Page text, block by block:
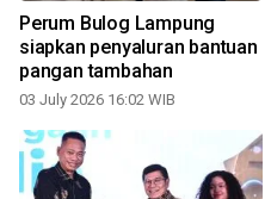
Perum Bulog Lampung
siapkan penyaluran bantuan
pangan tambahan
03 July 2026 16:02 WIB